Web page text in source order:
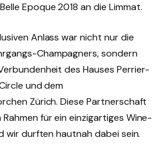
Epoque 2018 an die Limmat.
Anlass war nicht nur die
Champagners, sondern
des Hauses Perrier-
und dem
Zürich. Diese Partnerschaft
für ein einzigartiges Wine-
wir durften hautnah dabei sein.